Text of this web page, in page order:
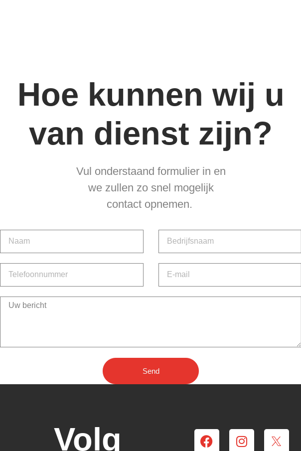
Hoe kunnen wij u
van dienst zijn?
Vul onderstaand formulier in en
we zullen zo snel mogelijk
contact opnemen.
Send
Volg